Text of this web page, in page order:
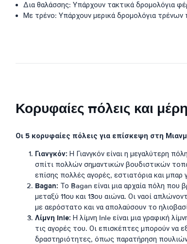
Δια θαλάσσης: Υπάρχουν τακτικά δρομολόγια
Με τρένο: Υπάρχουν μερικά δρομολόγια τρένων
Κορυφαίες πόλεις και
Οι 5 κορυφαίες πόλεις για επίσκεψη στη
Γιανγκόν: Η Γιανγκόν είναι η μεγαλύτερη
σπίτι πολλών σημαντικών βουδιστικών
επίσης πολλές αγορές, εστιατόρια και μπαρ
Bagan: Το Bagan είναι μια αρχαία πόλη που
μεταξύ 11ου και 13ου αιώνα. Οι ναοί
με αερόστατο και να απολαύσουν το
Λίμνη Inle: Η λίμνη Inle είναι μια γραφική
τις αγορές του. Οι επισκέπτες μπορούν να
δραστηριότητες, όπως παρατήρηση